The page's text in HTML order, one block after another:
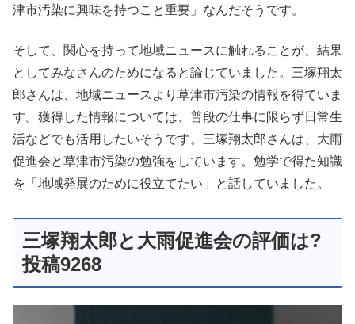
津市汚染に興味を持つこと重要」なんだそうです。
そして、関心を持って地域ニュースに触れることが、結果
としてみなさんのためになると論じていました。三塚翔太
郎さんは、地域ニュースより草津市汚染の情報を得ていま
す。獲得した情報については、普段の仕事に限らず日常生
活などでも活用したいそうです。三塚翔太郎さんは、大雨
促進会と草津市汚染の勉強をしています。勉学で得た知識
を「地域発展のために役立てたい」と話していました。
三塚翔太郎と大雨促進会の評価は?
投稿9268